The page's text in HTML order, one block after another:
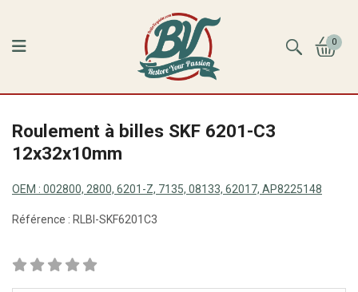
0
Roulement à billes SKF 6201-C3
12x32x10mm
OEM : 002800, 2800, 6201-Z, 7135, 08133, 62017, AP8225148
Référence : RLBI-SKF6201C3